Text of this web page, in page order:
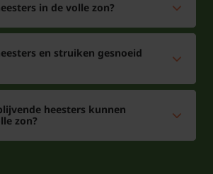
in de volle zon?
en struiken gesnoeid
heesters kunnen
zon?